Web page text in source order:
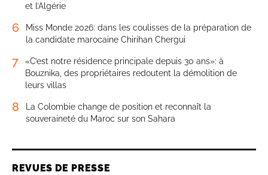
et l’Algérie
6
Miss Monde 2026: dans les coulisses de la préparation de
la candidate marocaine Chirihan Chergui
7
«C’est notre résidence principale depuis 30 ans»: à
Bouznika, des propriétaires redoutent la démolition de
leurs villas
8
La Colombie change de position et reconnaît la
souveraineté du Maroc sur son Sahara
REVUES DE PRESSE